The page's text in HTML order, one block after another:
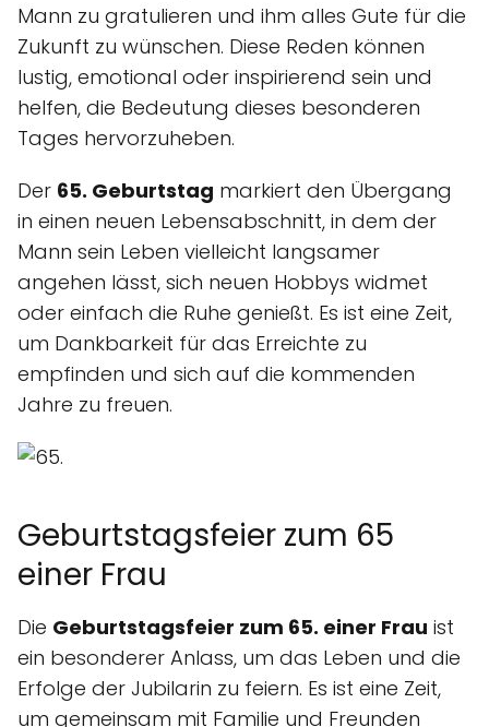
Mann zu gratulieren und ihm alles Gute für die
Zukunft zu wünschen. Diese Reden können
lustig, emotional oder inspirierend sein und
helfen, die Bedeutung dieses besonderen
Tages hervorzuheben.
Der 65. Geburtstag markiert den Übergang
in einen neuen Lebensabschnitt, in dem der
Mann sein Leben vielleicht langsamer
angehen lässt, sich neuen Hobbys widmet
oder einfach die Ruhe genießt. Es ist eine Zeit,
um Dankbarkeit für das Erreichte zu
empfinden und sich auf die kommenden
Jahre zu freuen.
Geburtstagsfeier zum 65
einer Frau
Die Geburtstagsfeier zum 65. einer Frau ist
ein besonderer Anlass, um das Leben und die
Erfolge der Jubilarin zu feiern. Es ist eine Zeit,
um gemeinsam mit Familie und Freunden